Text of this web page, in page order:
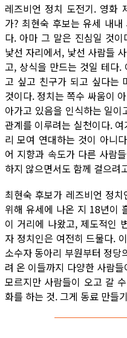
레즈비언 정치 도전기. 영화
가? 최현숙 후보는 유세 내
다. 아마 그 말은 진심일 것
낯선 자리에서, 낯선 사람들
고, 상식을 만드는 것일 테다.
고 싶고 친구가 되고 싶다는
것이다. 정치는 쪽수 싸움이
아가고 있음을 인식하는 일
관계를 이루려는 실천이다.
리 모여 연대하는 것이 아니
어 지향과 속도가 다른 사람
하지 않으면서도 함께 걸으려
최현숙 후보가 레즈비언 정
위해 유세에 나온 지 18년이
이 거리에 나왔고, 제도적인
자 정치인은 여전히 드물다.
소수자 동아리 부원부터 정당
려 온 이들까지 다양한 사람
모르지만 사람들이 오고 갈
화를 하는 것. 그게 동료 만들